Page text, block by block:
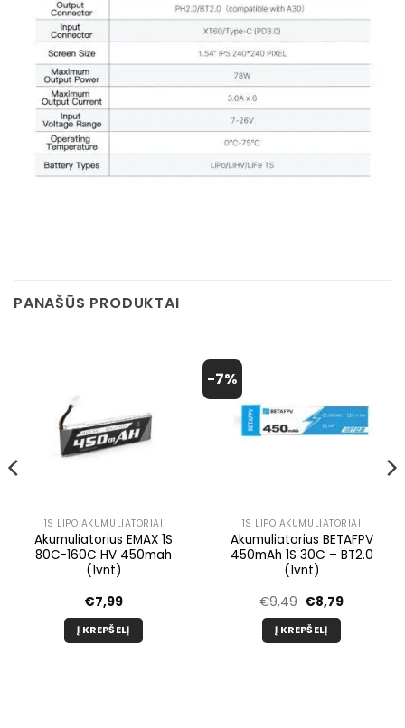
PANAŠŪS PRODUKTAI
1S LIPO AKUMULIATORIAI
Akumuliatorius EMAX 1S
80C-160C HV 450mah
(1vnt)
€7,99
Į KREPŠELĮ
-7%
1S LIPO AKUMULIATORIAI
Akumuliatorius BETAFPV
450mAh 1S 30C – BT2.0
(1vnt)
€9,49 Pradinė
kaina
buvo:
€9,49.
€8,79Dabartinė
Į KREPŠELĮ